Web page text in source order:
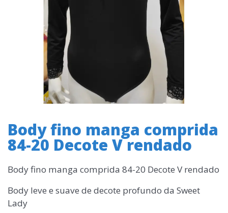
Body fino manga comprida
84-20 Decote V rendado
Body fino manga comprida 84-20 Decote V rendado
Body leve e suave de decote profundo da Sweet
Lady